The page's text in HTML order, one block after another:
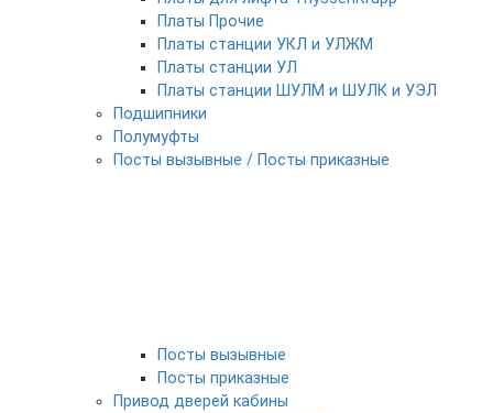
Платы Прочие
Платы станции УКЛ и УЛЖМ
Платы станции УЛ
Платы станции ШУЛМ и ШУЛК и УЭЛ
Подшипники
Полумуфты
Посты вызывные / Посты приказные
Посты вызывные
Посты приказные
Привод дверей кабины